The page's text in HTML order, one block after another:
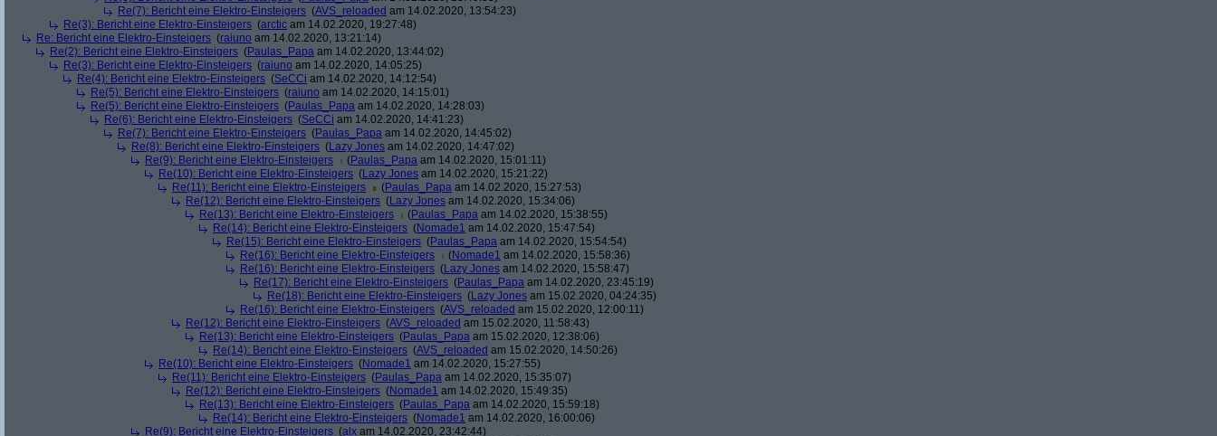
Re(7): Bericht eine Elektro-Einsteigers (AVS_reloaded am 14.02.2020, 13:54:23)
Re(3): Bericht eine Elektro-Einsteigers (arctic am 14.02.2020, 19:27:48)
Re: Bericht eine Elektro-Einsteigers (raiuno am 14.02.2020, 13:21:14)
Re(2): Bericht eine Elektro-Einsteigers (Paulas_Papa am 14.02.2020, 13:44:02)
Re(3): Bericht eine Elektro-Einsteigers (raiuno am 14.02.2020, 14:05:25)
Re(4): Bericht eine Elektro-Einsteigers (SeCCi am 14.02.2020, 14:12:54)
Re(5): Bericht eine Elektro-Einsteigers (raiuno am 14.02.2020, 14:15:01)
Re(5): Bericht eine Elektro-Einsteigers (Paulas_Papa am 14.02.2020, 14:28:03)
Re(6): Bericht eine Elektro-Einsteigers (SeCCi am 14.02.2020, 14:41:23)
Re(7): Bericht eine Elektro-Einsteigers (Paulas_Papa am 14.02.2020, 14:45:02)
Re(8): Bericht eine Elektro-Einsteigers (Lazy Jones am 14.02.2020, 14:47:02)
Re(9): Bericht eine Elektro-Einsteigers
(Paulas_Papa am 14.02.2020, 15:01:11)
Re(10): Bericht eine Elektro-Einsteigers (Lazy Jones am 14.02.2020, 15:21:22)
Re(11): Bericht eine Elektro-Einsteigers
(Paulas_Papa am 14.02.2020, 15:27:53)
Re(12): Bericht eine Elektro-Einsteigers (Lazy Jones am 14.02.2020, 15:34:06)
Re(13): Bericht eine Elektro-Einsteigers
(Paulas_Papa am 14.02.2020, 15:38:55)
Re(14): Bericht eine Elektro-Einsteigers (Nomade1 am 14.02.2020, 15:47:54)
Re(15): Bericht eine Elektro-Einsteigers (Paulas_Papa am 14.02.2020, 15:54:54)
Re(16): Bericht eine Elektro-Einsteigers
(Nomade1 am 14.02.2020, 15:58:36)
Re(16): Bericht eine Elektro-Einsteigers (Lazy Jones am 14.02.2020, 15:58:47)
Re(17): Bericht eine Elektro-Einsteigers (Paulas_Papa am 14.02.2020, 23:45:19)
Re(18): Bericht eine Elektro-Einsteigers (Lazy Jones am 15.02.2020, 04:24:35)
Re(16): Bericht eine Elektro-Einsteigers (AVS_reloaded am 15.02.2020, 12:00:11)
Re(12): Bericht eine Elektro-Einsteigers (AVS_reloaded am 15.02.2020, 11:58:43)
Re(13): Bericht eine Elektro-Einsteigers (Paulas_Papa am 15.02.2020, 12:38:06)
Re(14): Bericht eine Elektro-Einsteigers (AVS_reloaded am 15.02.2020, 14:50:26)
Re(10): Bericht eine Elektro-Einsteigers (Nomade1 am 14.02.2020, 15:27:55)
Re(11): Bericht eine Elektro-Einsteigers (Paulas_Papa am 14.02.2020, 15:35:07)
Re(12): Bericht eine Elektro-Einsteigers (Nomade1 am 14.02.2020, 15:49:35)
Re(13): Bericht eine Elektro-Einsteigers (Paulas_Papa am 14.02.2020, 15:59:18)
Re(14): Bericht eine Elektro-Einsteigers (Nomade1 am 14.02.2020, 16:00:06)
Re(9): Bericht eine Elektro-Einsteigers (alx am 14.02.2020, 23:42:44)